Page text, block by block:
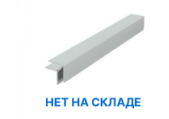
НЕТ НА СКЛАДЕ